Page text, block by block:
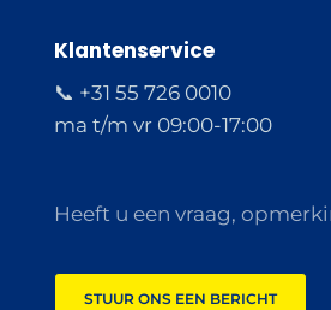
Klantenservice
📞 +31 55 726 0010
ma t/m vr 09:00-17:00
Heeft u een vraag,
STUUR ONS EEN BERICHT